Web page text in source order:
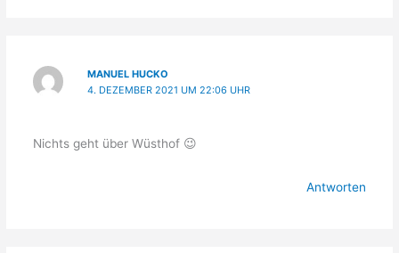
MANUEL HUCKO
4. DEZEMBER 2021 UM 22:06 UHR
Nichts geht über Wüsthof 😉
Antworten